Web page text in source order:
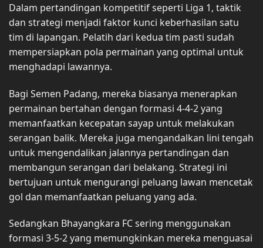
Dalam pertandingan kompetitif seperti Liga 1, taktik
dan strategi menjadi faktor kunci keberhasilan satu
tim di lapangan. Pelatih dari kedua tim pasti sudah
mempersiapkan pola permainan yang optimal untuk
menghadapi lawannya.
Bagi Semen Padang, mereka biasanya menerapkan
permainan bertahan dengan formasi 4-4-2 yang
memanfaatkan kecepatan sayap untuk melakukan
serangan balik. Mereka juga mengandalkan lini tengah
untuk mengendalikan jalannya pertandingan dan
membangun serangan dari belakang. Strategi ini
bertujuan untuk mengurangi peluang lawan mencetak
gol dan memanfaatkan peluang yang ada.
Sedangkan Bhayangkara FC sering menggunakan
formasi 3-5-2 yang memungkinkan mereka menguasai